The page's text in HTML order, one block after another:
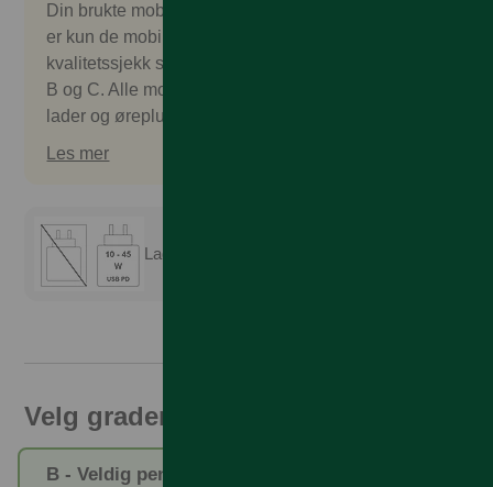
Din brukte mobil er nøye sjekket og kontrollert. Det
er kun de mobilene som består en omfattende
kvalitetssjekk som godkjennes. Vi selger gradering
B og C. Alle mobilene kommer uten salgspakke,
lader og øreplugger. Tilbehør kan kjøpes separat.
Les mer
Lader er ikke inkludert
Velg gradering
B - Veldig pent brukt